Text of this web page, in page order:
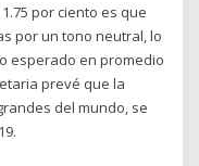
por ciento es que
por un tono neutral, lo
esperado en promedio
prevé que la
del mundo, se